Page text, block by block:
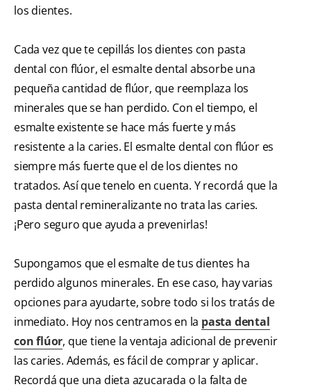
los dientes.
Cada vez que te cepillás los dientes con pasta
dental con flúor, el esmalte dental absorbe una
pequeña cantidad de flúor, que reemplaza los
minerales que se han perdido. Con el tiempo, el
esmalte existente se hace más fuerte y más
resistente a la caries. El esmalte dental con flúor es
siempre más fuerte que el de los dientes no
tratados. Así que tenelo en cuenta. Y recordá que la
pasta dental remineralizante no trata las caries.
¡Pero seguro que ayuda a prevenirlas!
Supongamos que el esmalte de tus dientes ha
perdido algunos minerales. En ese caso, hay varias
opciones para ayudarte, sobre todo si los tratás de
inmediato. Hoy nos centramos en la pasta dental
con flúor, que tiene la ventaja adicional de prevenir
las caries. Además, es fácil de comprar y aplicar.
Recordá que una dieta azucarada o la falta de